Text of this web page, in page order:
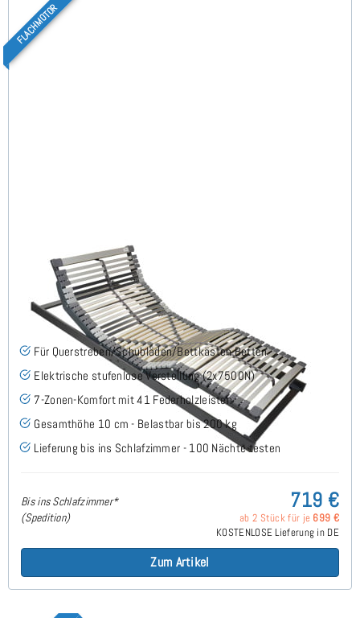
FLACHMOTOR
Nimbo 44 EKFV Flach - Lattenrost 80x190 cm
Für Querstreben/Schubläden/Bettkästen Betten
Elektrische stufenlose Verstellung (2x7500N)
7-Zonen-Komfort mit 41 Federholzleisten
Gesamthöhe 10 cm - Belastbar bis 200 kg
Lieferung bis ins Schlafzimmer - 100 Nächte testen
Bis ins Schlafzimmer*
(Spedition)
719 €
ab 2 Stück für je 699 €
KOSTENLOSE Lieferung in DE
Zum Artikel